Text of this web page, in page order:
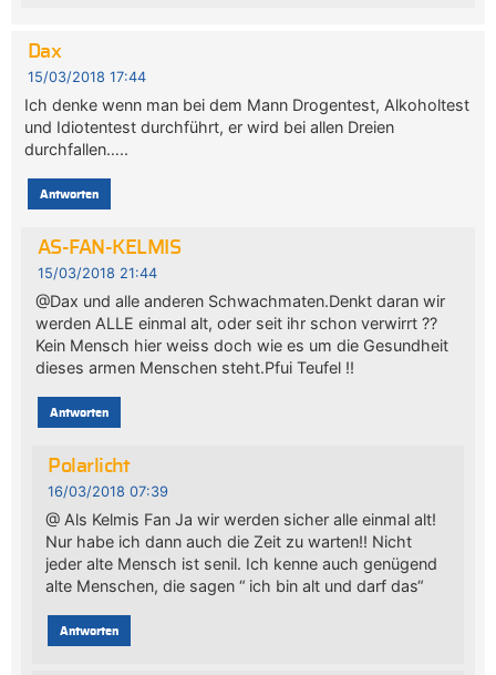
Dax
15/03/2018 17:44
Ich denke wenn man bei dem Mann Drogentest, Alkoholtest
und Idiotentest durchführt, er wird bei allen Dreien
durchfallen…..
Antworten
AS-FAN-KELMIS
15/03/2018 21:44
@Dax und alle anderen Schwachmaten.Denkt daran wir
werden ALLE einmal alt, oder seit ihr schon verwirrt ??
Kein Mensch hier weiss doch wie es um die Gesundheit
dieses armen Menschen steht.Pfui Teufel !!
Antworten
Polarlicht
16/03/2018 07:39
@ Als Kelmis Fan Ja wir werden sicher alle einmal alt!
Nur habe ich dann auch die Zeit zu warten!! Nicht
jeder alte Mensch ist senil. Ich kenne auch genügend
alte Menschen, die sagen “ ich bin alt und darf das“
Antworten